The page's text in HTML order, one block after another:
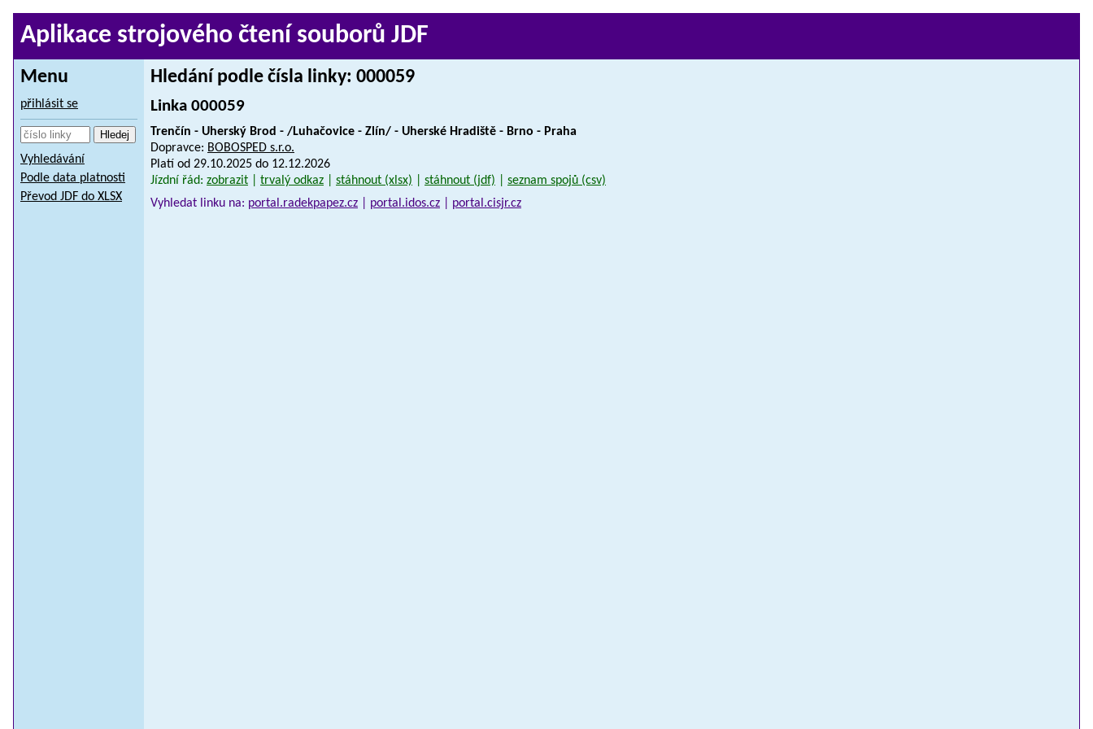
Aplikace strojového čtení souborů JDF
Menu
přihlásit se
Vyhledávání
Podle data platnosti
Převod JDF do XLSX
Hledání podle čísla linky: 000059
Linka 000059
Trenčín - Uherský Brod - /Luhačovice - Zlín/ - Uherské Hradiště - Brno - Praha
Dopravce: BOBOSPED s.r.o.
Platí od 29.10.2025 do 12.12.2026
Jízdní řád: zobrazit trvalý odkaz stáhnout (xlsx) stáhnout (jdf)
seznam spojů (csv)
Vyhledat linku na: portal.radekpapez.cz portal.idos.cz portal.cisjr.cz